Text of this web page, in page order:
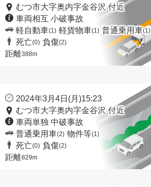
むつ市大字奥内字金谷沢 付近
車両相互 小破事故
軽自動車(1) 軽貨物車(1) 普通乗用車(1)
死亡(0) 負傷(2)
距離388m
2024年3月4日(月)15:23
むつ市大字奥内字金谷沢 付近
車両単独 中破事故
普通乗用車(2) 物件等(1)
死亡(0) 負傷(2)
距離829m